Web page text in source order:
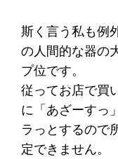
斯く言う私も例
の人間的な器の
プ位です。
従ってお店で買
に「あざーすっ
ラっとするので
定できません。